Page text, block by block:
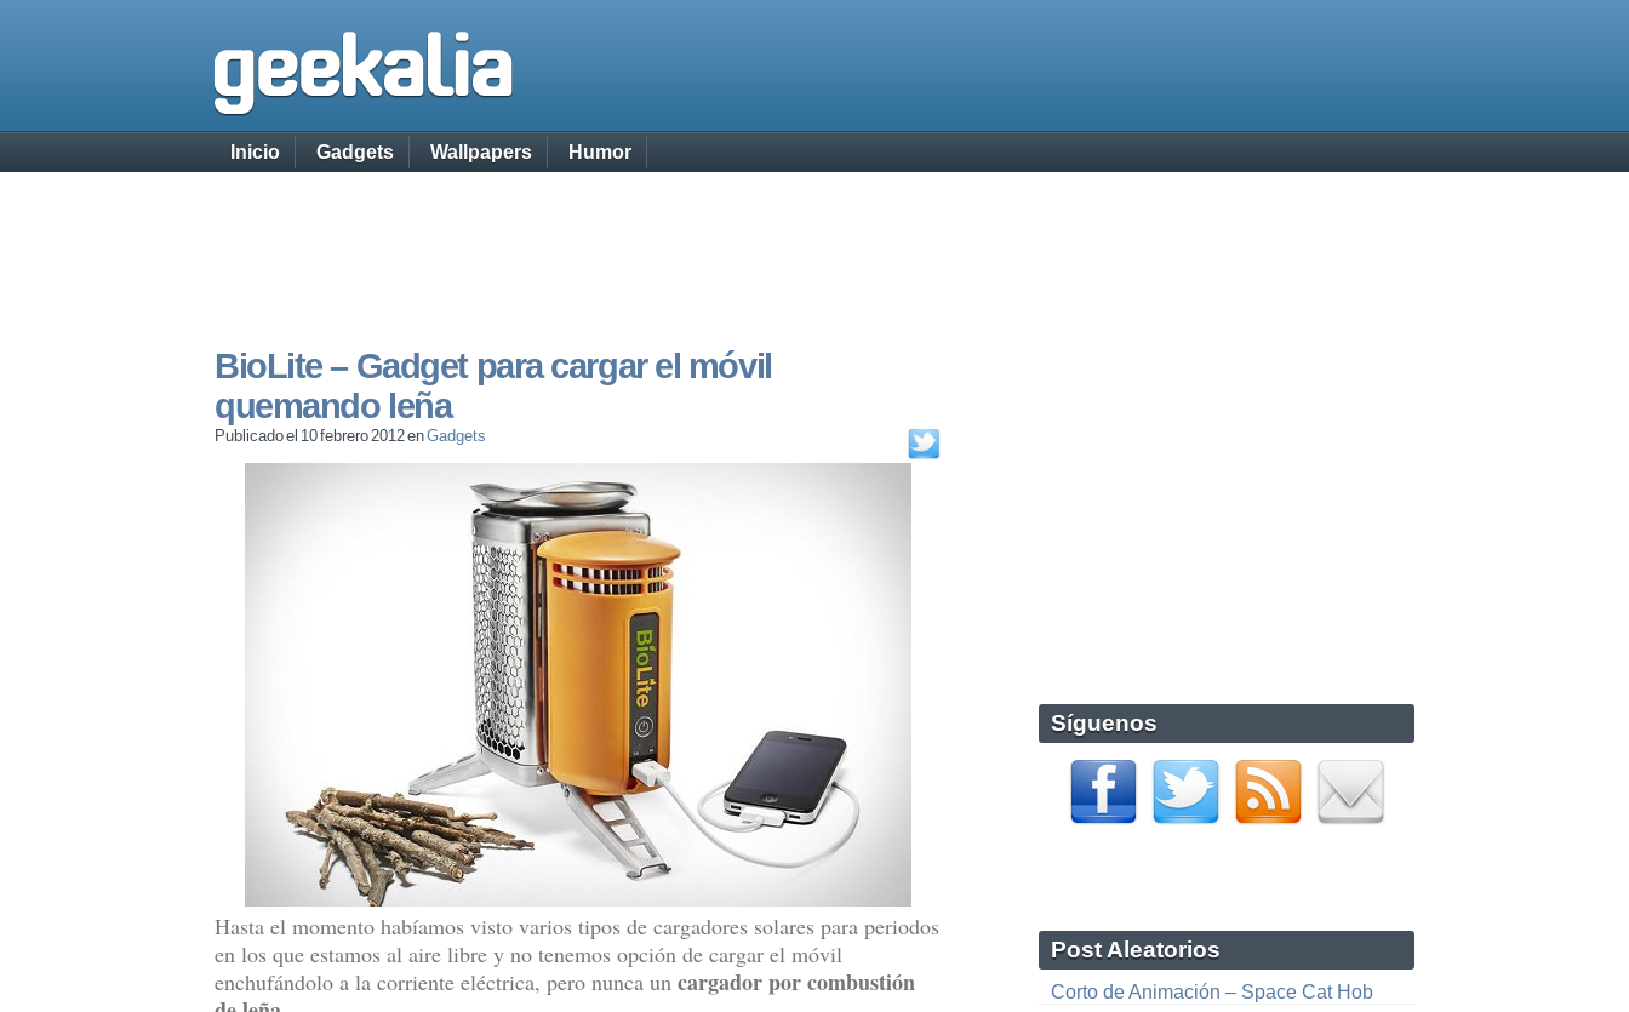
Inicio Gadgets Wallpapers Humor
BioLite – Gadget para cargar el móvil
quemando leña
Publicado el 10 febrero 2012 enGadgets
Hasta el momento habíamos visto varios tipos de cargadores solares para periodos
en los que estamos al aire libre y no tenemos opción de cargar el móvil
enchufándolo a la corriente eléctrica, pero nunca un cargador por combustión
Síguenos
Post Aleatorios
Corto de Animación – Space Cat Hob